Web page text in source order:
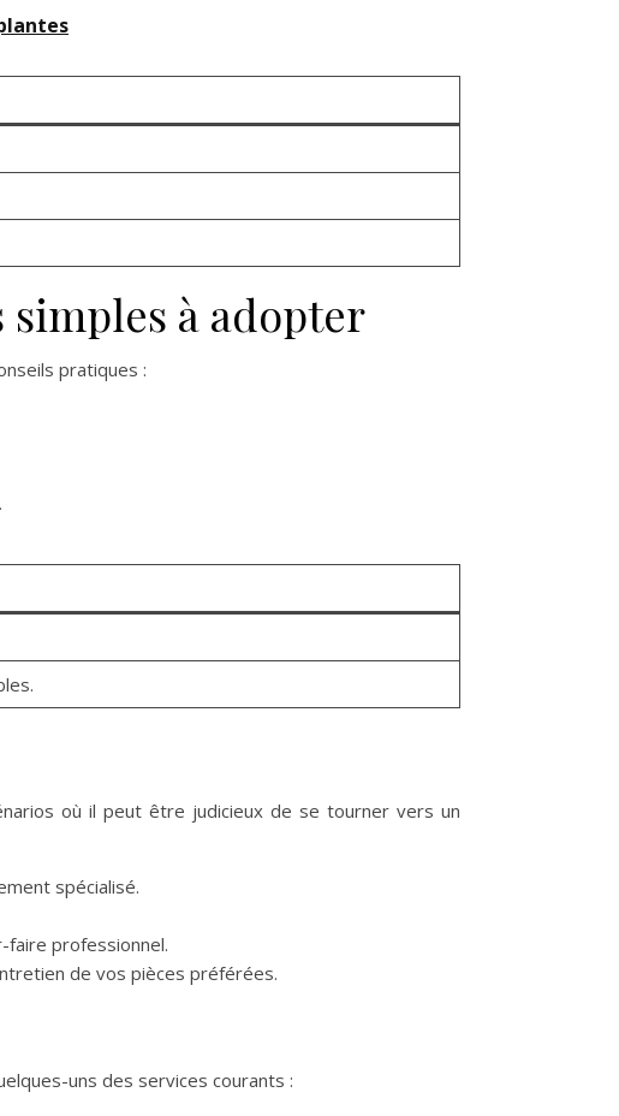
simples à adopter
pratiques :
où il peut être judicieux de se tourner vers un
spécialisé.
faire professionnel.
de vos pièces préférées.
uns des services courants :